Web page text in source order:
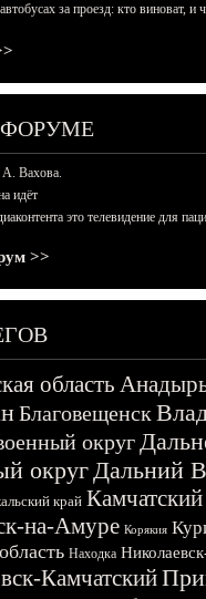
за проезд: кто виноват, и
Вахова.
идёт
это телевидение для
>>
область
Благовещенск
округ
округДальний
край
на-Амуре Корякия
Находка
Камчатский